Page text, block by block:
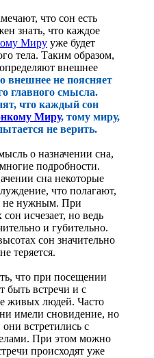
что сон есть
знать, что каждое
Миру уже будет
тела. Таким образом,
внешнее
внешнее не поясняет
главного смысла.
что каждый сон
Миру, тому миру,
не верить.
о назначении сна,
подробности.
сна некоторые
что полагают,
не нужным. При
исчезает, но ведь
и губительно.
сон значительно
теряется.
что при посещении
быть встречи и с
живых людей. Часто
имели сновидение, но
встретились с
При этом можно
происходят уже